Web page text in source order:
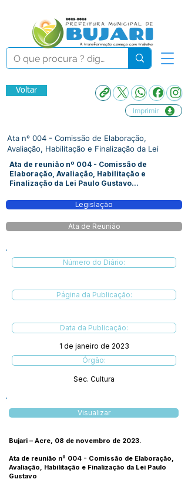
Voltar
Imprimir
Ata nº 004 - Comissão de Elaboração,
Avaliação, Habilitação e Finalização da Lei
Ata de reunião nº 004 - Comissão de
Elaboração, Avaliação, Habilitação e
Finalização da Lei Paulo Gustavo...
Legislação
Ata de Reunião
Número do Diário:
Página da Publicação:
Data da Publicação:
1 de janeiro de 2023
Órgão:
Sec. Cultura
Visualizar
Bujari – Acre, 08 de novembro de 2023.
Ata de reunião nº 004 - Comissão de Elaboração,
Avaliação, Habilitação e Finalização da Lei Paulo
Gustavo